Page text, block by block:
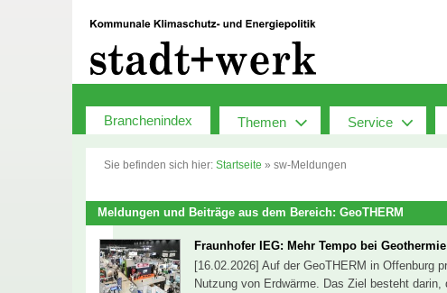
Branchenindex Themen Service
Sie befinden sich hier: Startseite » sw-Meldungen
Meldungen und Beiträge aus dem Bereich: GeoTHERM
Fraunhofer IEG: Mehr Tempo bei Geothermie
[16.02.2026] Auf der GeoTHERM in Offenburg
Nutzung von Erdwärme. Das Ziel besteht